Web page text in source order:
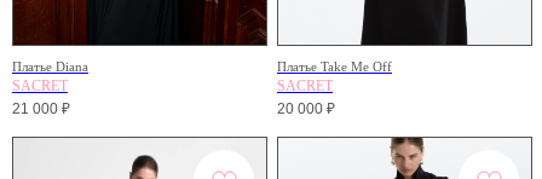
Платье Diana
SACRET
21 000 ₽
Платье Take Me Off
SACRET
20 000 ₽